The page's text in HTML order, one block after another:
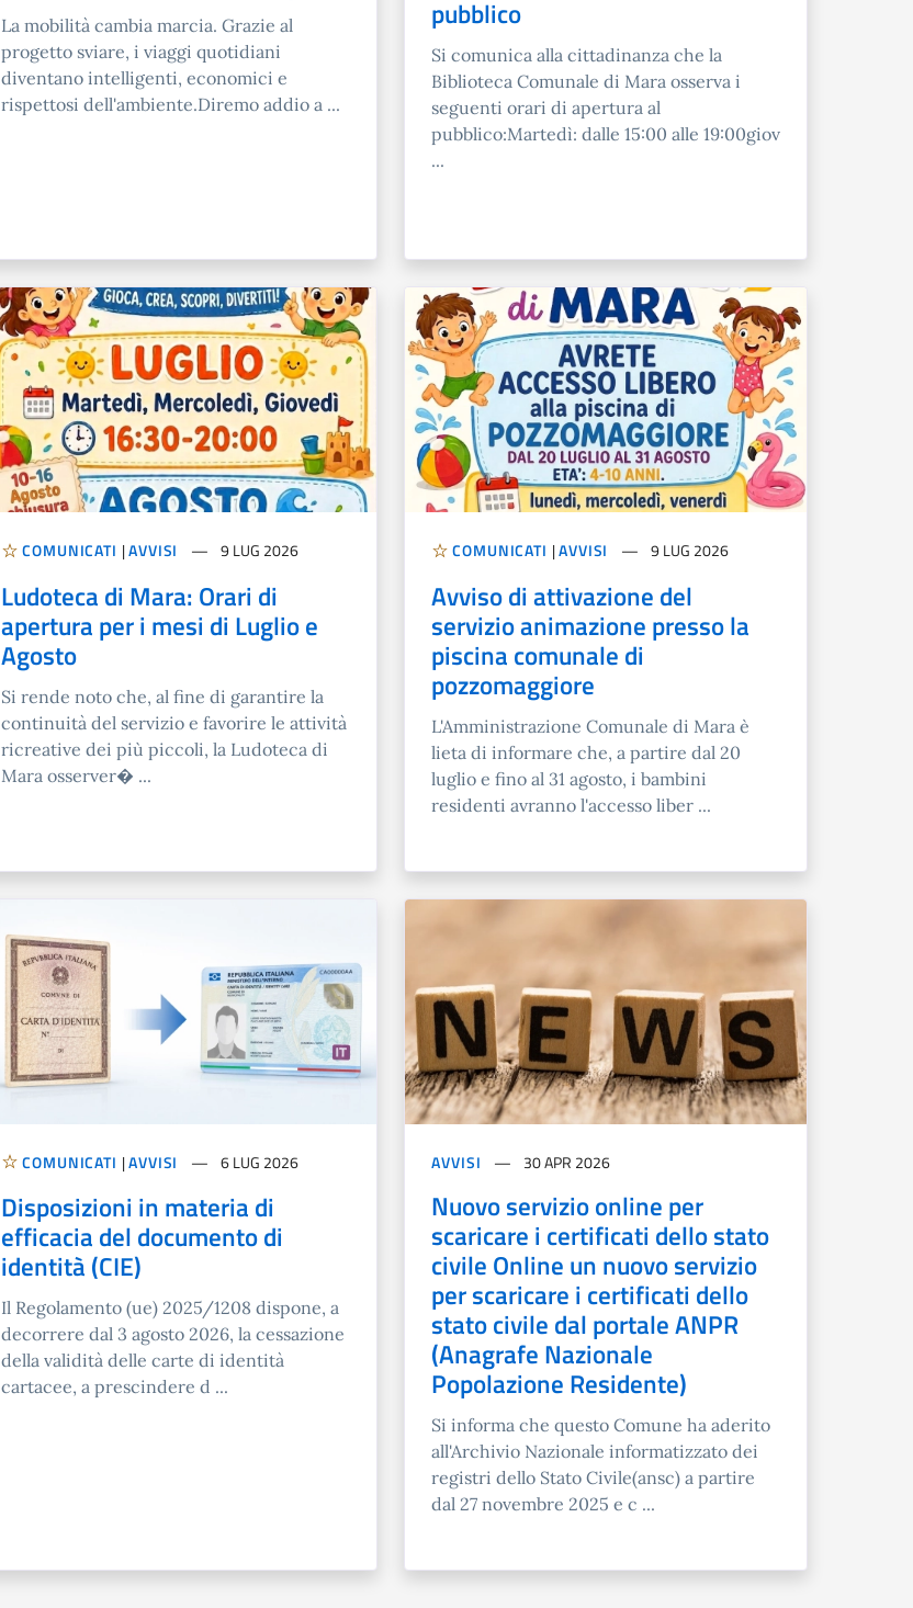
La mobilità cambia marcia. Grazie al
progetto sviare, i viaggi quotidiani
diventano intelligenti, economici e
rispettosi dell'ambiente.Diremo addio a ...
pubblico
Si comunica alla cittadinanza che la
Biblioteca Comunale di Mara osserva i
seguenti orari di apertura al
pubblico:Martedì: dalle 15:00 alle 19:00giov
...
COMUNICATI |AVVISI 9 LUG 2026
Ludoteca di Mara: Orari di
apertura per i mesi di Luglio e
Agosto
Si rende noto che, al fine di garantire la
continuità del servizio e favorire le attività
ricreative dei più piccoli, la Ludoteca di
Mara osserver� ...
COMUNICATI |AVVISI 9 LUG 2026
Avviso di attivazione del
servizio animazione presso la
piscina comunale di
pozzomaggiore
L'Amministrazione Comunale di Mara è
lieta di informare che, a partire dal 20
luglio e fino al 31 agosto, i bambini
residenti avranno l'accesso liber ...
COMUNICATI |AVVISI 6 LUG 2026
Disposizioni in materia di
efficacia del documento di
identità (CIE)
Il Regolamento (ue) 2025/1208 dispone, a
decorrere dal 3 agosto 2026, la cessazione
della validità delle carte di identità
cartacee, a prescindere d ...
AVVISI 30 APR 2026
Nuovo servizio online per
scaricare i certificati dello stato
civile Online un nuovo servizio
per scaricare i certificati dello
stato civile dal portale ANPR
(Anagrafe Nazionale
Popolazione Residente)
Si informa che questo Comune ha aderito
all'Archivio Nazionale informatizzato dei
registri dello Stato Civile(ansc) a partire
dal 27 novembre 2025 e c ...